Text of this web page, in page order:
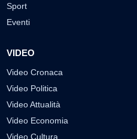
Sport
Eventi
VIDEO
Video Cronaca
Video Politica
Video Attualità
Video Economia
Video Cultura